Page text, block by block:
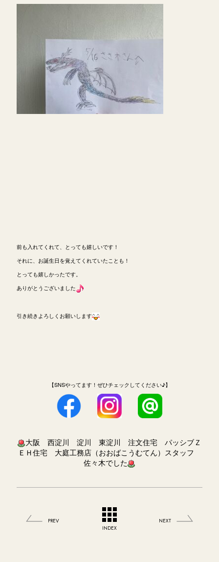
前も入れてくれて、とっても嬉しいです！
それに、お誕生日を覚えてくれていたことも！
とっても嬉しかったです。
ありがとうございました
引き続きよろしくお願いします
【SNSやってます！ぜひチェックしてください♪】
大阪 西淀川 淀川 東淀川 注文住宅 パッシブＺ
ＥＨ住宅 大庭工務店（おおばこうむてん）スタッフ
佐々木でした
PREV
INDEX
NEXT